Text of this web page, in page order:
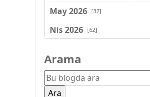
May 2026 [32]
Nis 2026 [62]
Şub 2026
Oca 2026 [72]
Arama